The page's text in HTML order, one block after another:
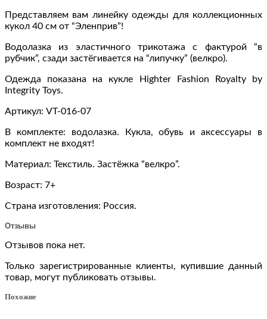
бежевая
одежда
кукол
типа
Royalty
40
16
Представляем вам линейку одежды для коллекционных
кукол 40 см от “Эленприв”!
Водолазка из эластичного трикотажа с фактурой “в
рубчик”, сзади застёгивается на “липучку” (велкро).
Одежда показана на кукле Highter Fashion Royalty by
Integrity Toys.
Артикул: VT-016-07
В комплекте: водолазка. Кукла, обувь и аксессуары в
комплект не входят!
Материал: Текстиль. Застёжка “велкро”.
Возраст: 7+
Страна изготовления: Россия.
Отзывы
Отзывов пока нет.
Только зарегистрированные клиенты, купившие данный
товар, могут публиковать отзывы.
Похожие